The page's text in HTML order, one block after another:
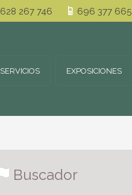
628 267 746 696 377 665
SERVICIOS EXPOSICIONES
Buscador